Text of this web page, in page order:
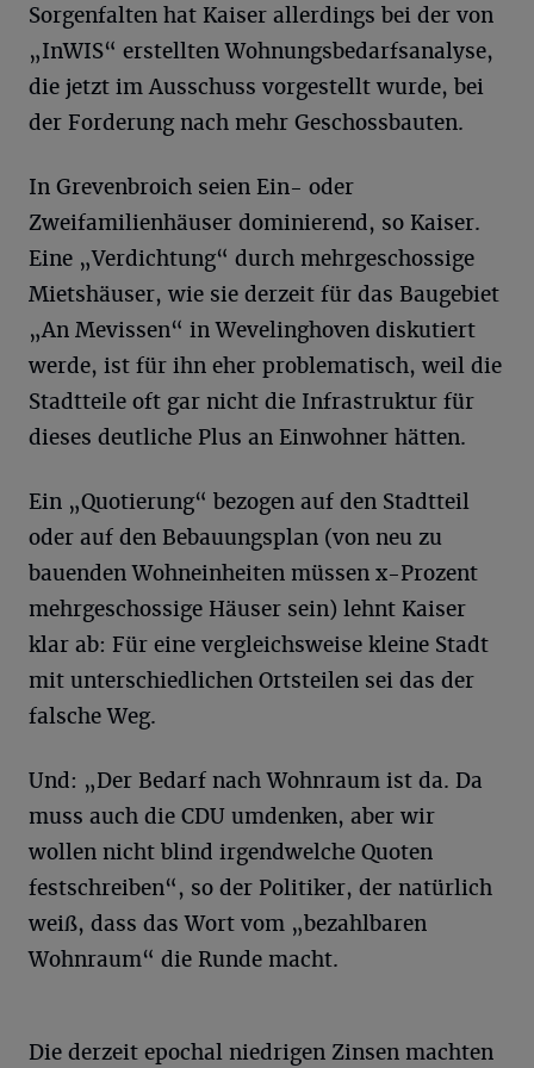
Sorgenfalten hat Kaiser allerdings bei der von
„InWIS“ erstellten Wohnungsbedarfsanalyse,
die jetzt im Ausschuss vorgestellt wurde, bei
der Forderung nach mehr Geschossbauten.
In Grevenbroich seien Ein- oder
Zweifamilienhäuser dominierend, so Kaiser.
Eine „Verdichtung“ durch mehrgeschossige
Mietshäuser, wie sie derzeit für das Baugebiet
„An Mevissen“ in Wevelinghoven diskutiert
werde, ist für ihn eher problematisch, weil die
Stadtteile oft gar nicht die Infrastruktur für
dieses deutliche Plus an Einwohner hätten.
Ein „Quotierung“ bezogen auf den Stadtteil
oder auf den Bebauungsplan (von neu zu
bauenden Wohneinheiten müssen x-Prozent
mehrgeschossige Häuser sein) lehnt Kaiser
klar ab: Für eine vergleichsweise kleine Stadt
mit unterschiedlichen Ortsteilen sei das der
falsche Weg.
Und: „Der Bedarf nach Wohnraum ist da. Da
muss auch die CDU umdenken, aber wir
wollen nicht blind irgendwelche Quoten
festschreiben“, so der Politiker, der natürlich
weiß, dass das Wort vom „bezahlbaren
Wohnraum“ die Runde macht.
Die derzeit epochal niedrigen Zinsen machten